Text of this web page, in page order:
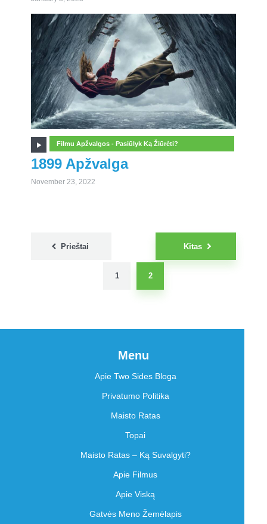
Filmu Apžvalgos - Pasiūlyk Ką Žiūrėti?
1899 Apžvalga
November 23, 2022
Prieštai
Posts
1 2
Kitas
Menu
Apie Two Sides Bloga
Privatumo Politika
Maisto Ratas
Topai
Maisto Ratas – Ką Suvalgyti?
Apie Filmus
Apie Viską
Gatvės Meno Žemėlapis